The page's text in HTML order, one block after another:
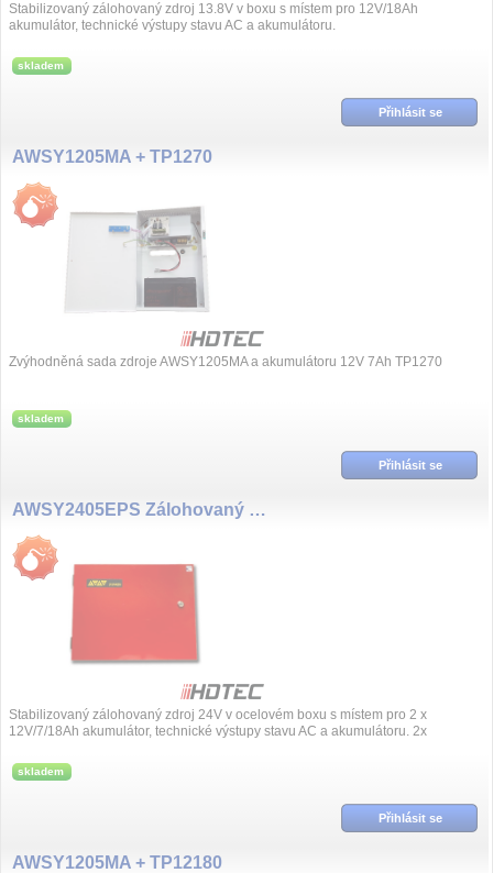
Stabilizovaný zálohovaný zdroj 13.8V v boxu s místem pro 12V/18Ah
akumulátor, technické výstupy stavu AC a akumulátoru.
skladem
Přihlásit se
AWSY1205MA + TP1270
Zvýhodněná sada zdroje AWSY1205MA a akumulátoru 12V 7Ah TP1270
skladem
Přihlásit se
AWSY2405EPS Zálohovaný zdroj 24VDC/5A
Stabilizovaný zálohovaný zdroj 24V v ocelovém boxu s místem pro 2 x
12V/7/18Ah akumulátor, technické výstupy stavu AC a akumulátoru. 2x
skladem
Přihlásit se
AWSY1205MA + TP12180